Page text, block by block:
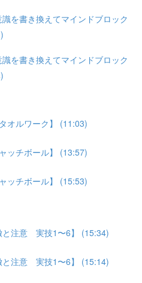
を書き換えてマインドブロック
を書き換えてマインドブロック
オルワーク】 (11:03)
ッチボール】 (13:57)
ッチボール】 (15:53)
と注意 実技1〜6】 (15:34)
と注意 実技1〜6】 (15:14)